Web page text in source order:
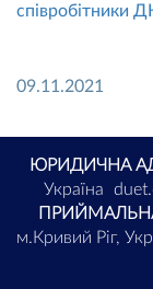
співробітники
09.11.2021
ЮРИДИЧНА
Україна
м.Кривий Ріг,